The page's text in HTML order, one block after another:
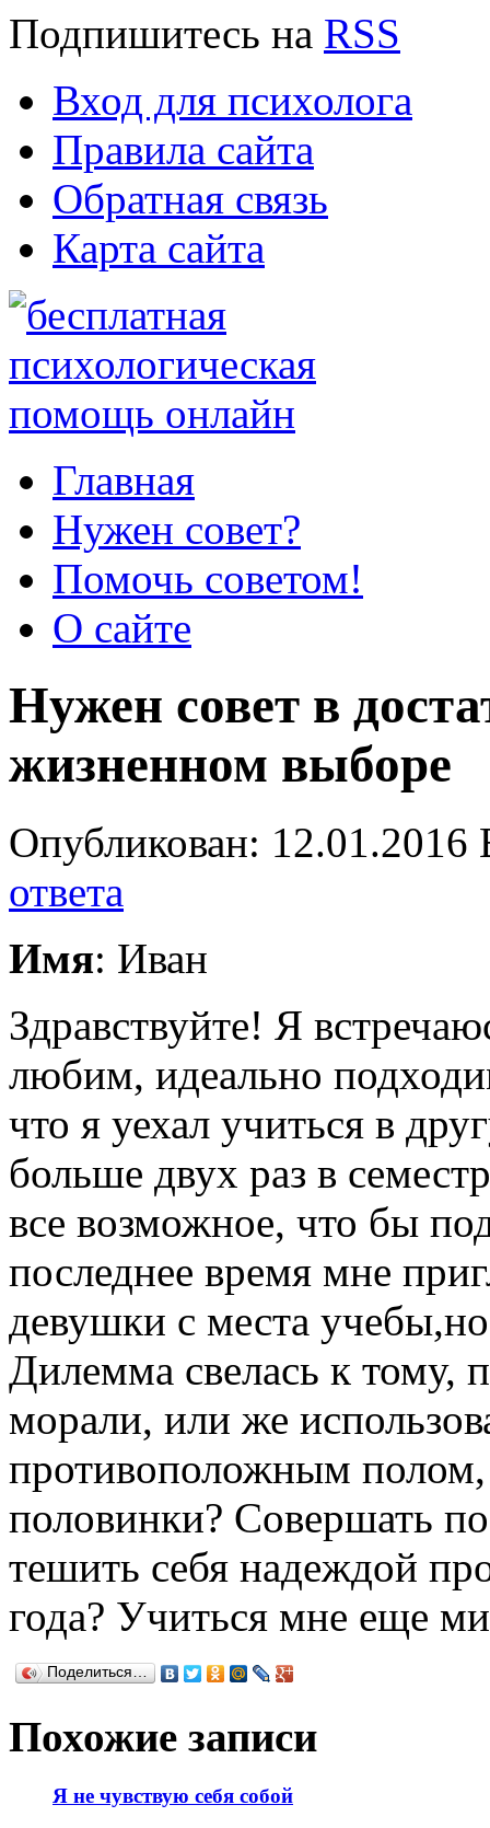
Подпишитесь на RSS
Вход для психолога
Правила сайта
Обратная связь
Карта сайта
Главная
Нужен совет?
Помочь советом!
О сайте
Нужен совет в
жизненном выборе
Опубликован:
ответа
Имя: Иван
Здравствуйте! Я
любим, идеально
что я уехал учиться в
больше двух раз в
все возможное, что бы
последнее время мне
девушки с места
Дилемма свелась к тому,
морали, или же
противоположным полом,
половинки? Совершать
тешить себя надеждой
года? Учиться мне еще
Поделиться…
Похожие записи
Я не чувствую себя собой